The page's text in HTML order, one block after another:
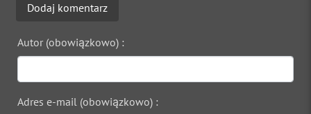
Dodaj komentarz
Autor (obowiązkowo) :
Adres e-mail (obowiązkowo) :